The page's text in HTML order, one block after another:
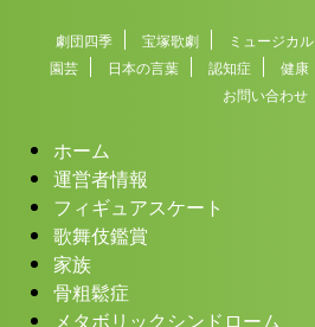
劇団四季 宝塚歌劇 ミュージカル
園芸
日本の言葉 認知症 健康
お問い合わせ
ホーム
運営者情報
フィギュアスケート
歌舞伎鑑賞
家族
骨粗鬆症
メタボリックシンドローム